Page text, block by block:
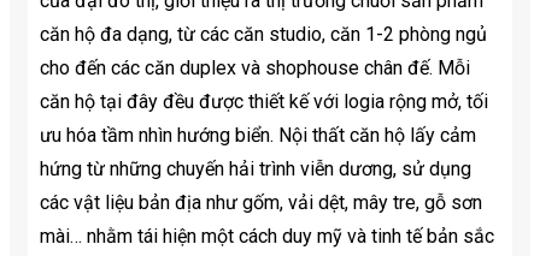
căn hộ đa dạng, từ các căn studio, căn 1-2 phòng ngủ
cho đến các căn duplex và shophouse chân đế. Mỗi
căn hộ tại đây đều được thiết kế với logia rộng mở, tối
ưu hóa tầm nhìn hướng biển. Nội thất căn hộ lấy cảm
hứng từ những chuyến hải trình viễn dương, sử dụng
các vật liệu bản địa như gốm, vải dệt, mây tre, gỗ sơn
mài… nhằm tái hiện một cách duy mỹ và tinh tế bản sắc